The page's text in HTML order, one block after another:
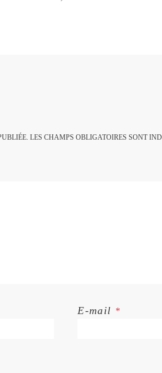
LES CHAMPS OBLIGATOIRES SONT
E-mail *